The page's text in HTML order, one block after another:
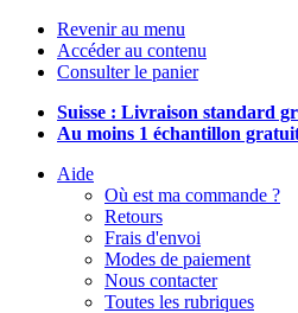
Revenir au menu
Accéder au contenu
Consulter le panier
Suisse : Livraison standard
Au moins 1 échantillon
Aide
Où est ma commande ?
Retours
Frais d'envoi
Modes de paiement
Nous contacter
Toutes les rubriques